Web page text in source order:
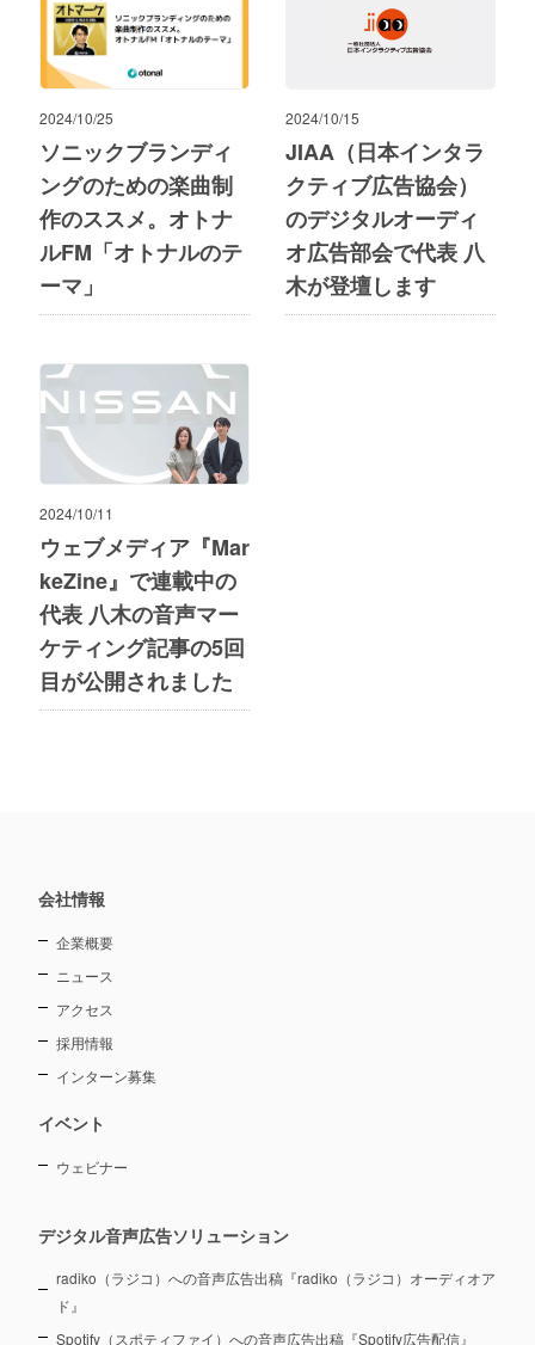
2024/10/25
ソニックブランディ
ングのための楽曲制
作のススメ。オトナ
ルFM「オトナルのテ
ーマ」
2024/10/15
JIAA（日本インタラ
クティブ広告協会）
のデジタルオーディ
オ広告部会で代表 八
木が登壇します
2024/10/11
ウェブメディア『Mar
keZine』で連載中の
代表 八木の音声マー
ケティング記事の5回
目が公開されました
会社情報
企業概要
ニュース
アクセス
採用情報
インターン募集
イベント
ウェビナー
デジタル音声広告ソリューション
radiko（ラジコ）への音声広告出稿『radiko（ラジコ）オーディオア
ド』
Spotify（スポティファイ）への音声広告出稿『Spotify広告配信』